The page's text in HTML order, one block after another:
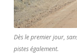
Dès le premier jour,
pistes également.